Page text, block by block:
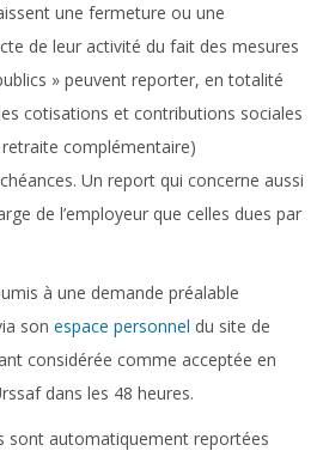
une fermeture ou une
de leur activité du fait des mesures
» peuvent reporter, en totalité
cotisations et contributions sociales
complémentaire)
Un report qui concerne aussi
de l’employeur que celles dues par
à une demande préalable
son espace personnel du site de
considérée comme acceptée en
dans les 48 heures.
sont automatiquement reportées